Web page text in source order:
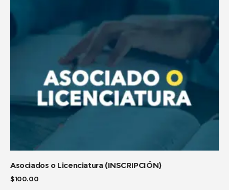
ADD TO CART
Asociados o Licenciatura (INSCRIPCIÓN)
$100.00